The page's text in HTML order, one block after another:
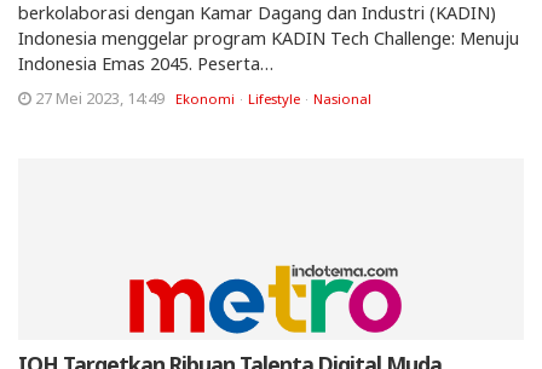
berkolaborasi dengan Kamar Dagang dan Industri (KADIN)
Indonesia menggelar program KADIN Tech Challenge: Menuju
Indonesia Emas 2045. Peserta…
27 Mei 2023, 14:49 Ekonomi Lifestyle Nasional